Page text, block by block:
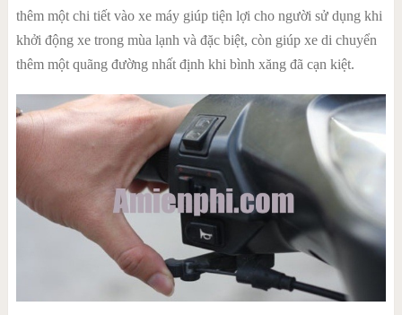
thêm một chi tiết vào xe máy giúp tiện lợi cho người sử dụng khi
khởi động xe trong mùa lạnh và đặc biệt, còn giúp xe di chuyển
thêm một quãng đường nhất định khi bình xăng đã cạn kiệt.